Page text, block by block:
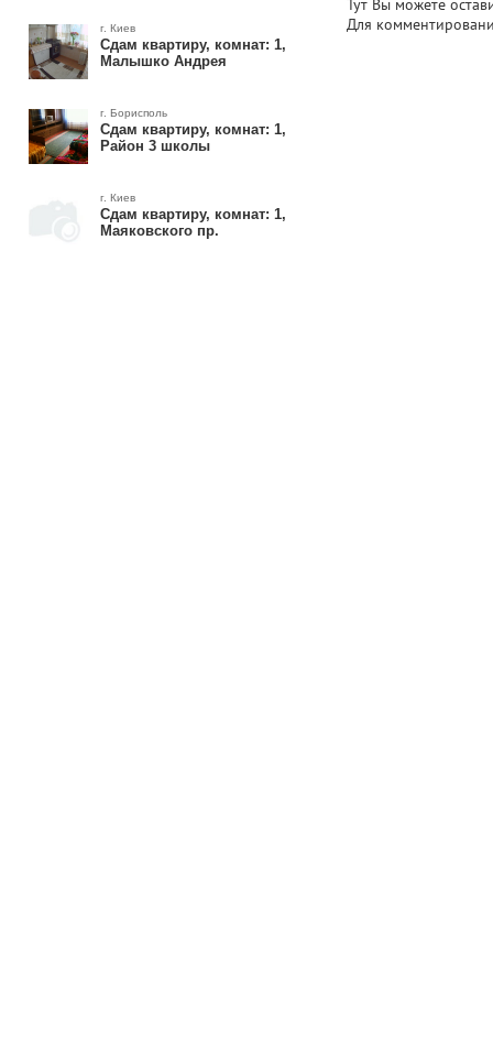
г. Киев
Сдам квартиру, комнат: 1,
Малышко Андрея
г. Борисполь
Сдам квартиру, комнат: 1,
Район 3 школы
г. Киев
Сдам квартиру, комнат: 1,
Маяковского пр.
Тут Вы можете
Для